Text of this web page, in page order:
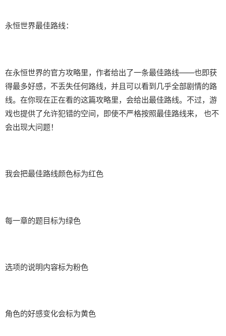
永恒世界最佳路线：
在永恒世界的官方攻略里，作者给出了一条最佳路线——也即获
得最多好感，不丢失任何路线，并且可以看到几乎全部剧情的路
线。在你现在正在看的这篇攻略里，会给出最佳路线。不过，游
戏也提供了允许犯错的空间，即使不严格按照最佳路线来， 也不
会出现大问题！
我会把最佳路线颜色标为红色
每一章的题目标为绿色
选项的说明内容标为粉色
角色的好感变化会标为黄色